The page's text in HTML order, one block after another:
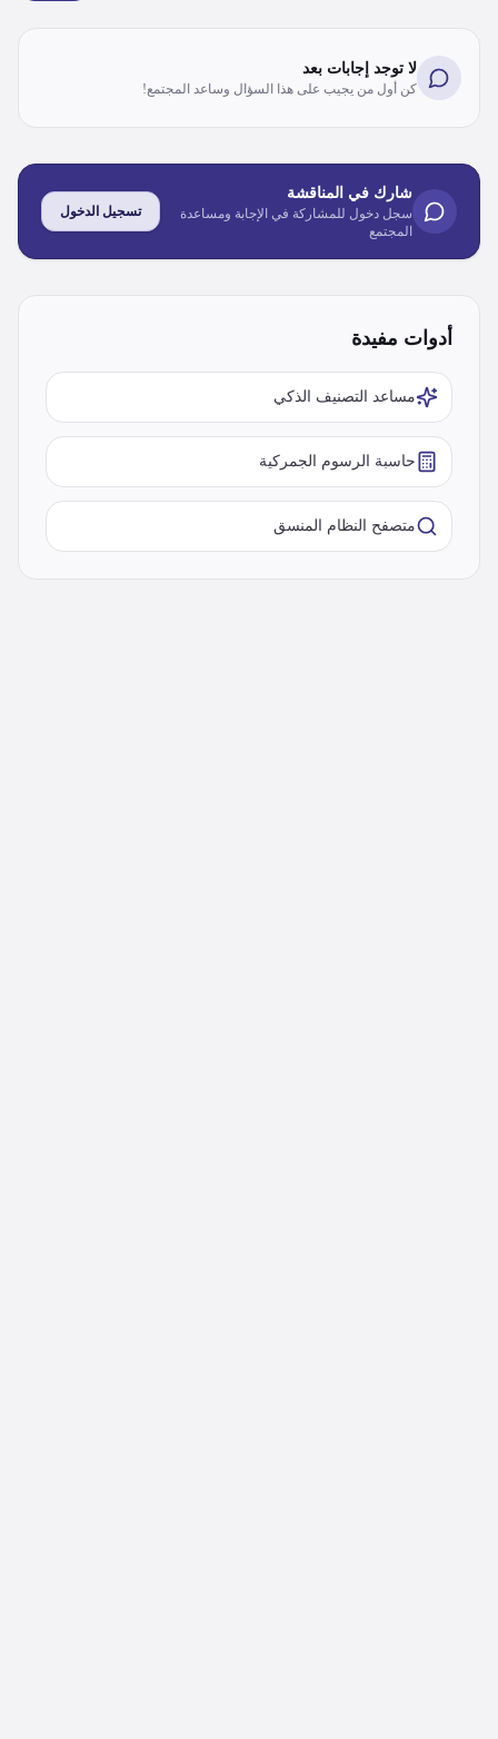
لا توجد إجابات بعد
كن أول من يجيب على هذا السؤال وساعد المجتمع!
شارك في المناقشة
سجل دخول للمشاركة في الإجابة ومساعدة
المجتمع
تسجيل الدخول
أدوات مفيدة
مساعد التصنيف الذكي
حاسبة الرسوم الجمركية
متصفح النظام المنسق